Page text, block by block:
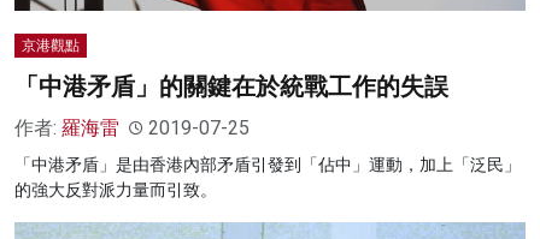
京港觀點
「中港矛盾」的關鍵在於統戰工作的失誤
作者: 羅海雷 2019-07-25
「中港矛盾」是由香港內部矛盾引發到「佔中」運動，加上「泛民」
的強大反對派力量而引致。